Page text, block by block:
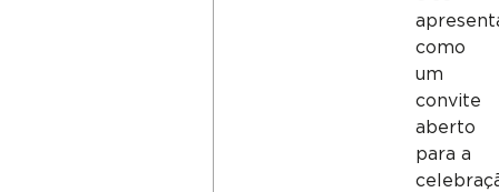
como
um
convite
aberto
para a